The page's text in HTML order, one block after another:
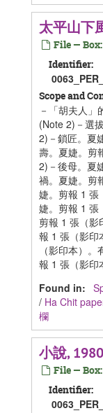
太平山下
File — Box:
Identifier:
Scope and
－「胡夫人」
(Note 2)－選
2)－鎖匠。夏
壽。夏婕。剪
2)－後母。夏
禍。夏婕。剪
婕。剪報 1 張
婕。剪報 1 張
剪報 1 張（影
報 1 張（影印
（影印本）
報 1 張（影印
Found in:
/ Ha Chit
欄
小說,
File — Box:
Identifier: